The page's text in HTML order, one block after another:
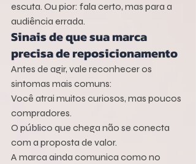
escuta. Ou pior: fala certo, mas para a
audiência errada.
Sinais de que sua marca
precisa de reposicionamento
Antes de agir, vale reconhecer os
sintomas mais comuns:
Você atrai muitos curiosos, mas poucos
compradores.
O público que chega não se conecta
com a proposta de valor.
A marca ainda comunica como no